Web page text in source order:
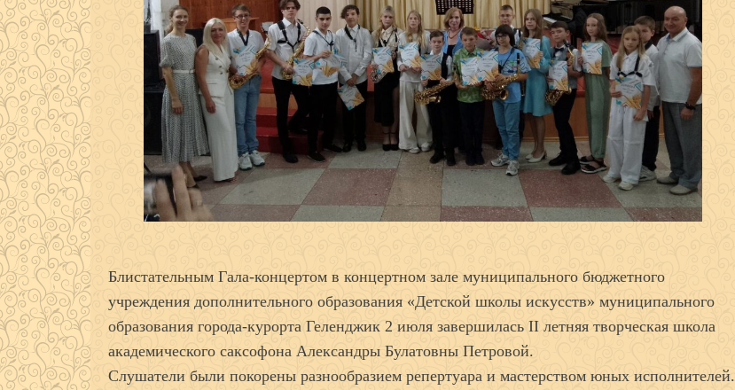
Блистательным Гала-концертом в концертном зале муниципального бюджетного
учреждения дополнительного образования «Детской школы искусств» муниципального
образования города-курорта Геленджик 2 июля завершилась II летняя творческая школа
академического саксофона Александры Булатовны Петровой.
Слушатели были покорены разнообразием репертуара и мастерством юных исполнителей.